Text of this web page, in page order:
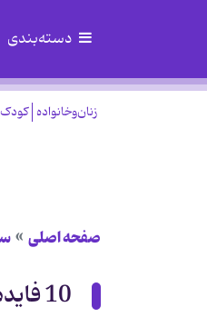
دسته‌بندی
زنان‌وخانواده
صفحه اصلی
10 فایده هوای سرد برای سلامتی